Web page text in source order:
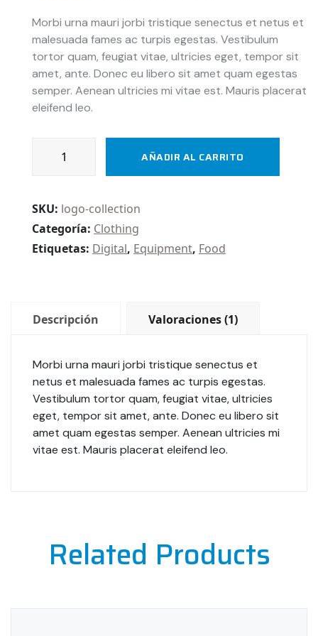
con 5.00
de 5 en
base a
de un
cliente
Morbi urna mauri jorbi tristique senectus et netus et
malesuada fames ac turpis egestas. Vestibulum
tortor quam, feugiat vitae, ultricies eget, tempor sit
amet, ante. Donec eu libero sit amet quam egestas
semper. Aenean ultricies mi vitae est. Mauris placerat
eleifend leo.
health
AÑADIR AL CARRITO
SKU: logo-collection
Categoría: Clothing
Etiquetas: Digital, Equipment, Food
Descripción Valoraciones (1)
Morbi urna mauri jorbi tristique senectus et
netus et malesuada fames ac turpis egestas.
Vestibulum tortor quam, feugiat vitae, ultricies
eget, tempor sit amet, ante. Donec eu libero sit
amet quam egestas semper. Aenean ultricies mi
vitae est. Mauris placerat eleifend leo.
Related Products